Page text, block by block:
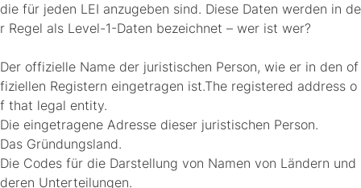
die für jeden LEI anzugeben sind. Diese Daten werden in de
r Regel als Level-1-Daten bezeichnet – wer ist wer?
Der offizielle Name der juristischen Person, wie er in den of
fiziellen Registern eingetragen ist.The registered address o
f that legal entity.
Die eingetragene Adresse dieser juristischen Person.
Das Gründungsland.
Die Codes für die Darstellung von Namen von Ländern und
deren Unterteilungen.